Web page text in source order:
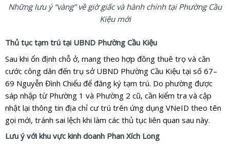
Những lưu ý “vàng” về giờ giấc và hành chính tại Phường Cầu
Kiệu mới
Thủ tục tạm trú tại UBND Phường Cầu Kiệu
Sau khi ổn định chỗ ở, mang theo hợp đồng thuê trọ và căn
cước công dân đến trụ sở UBND Phường Cầu Kiệu tại số 67–
69 Nguyễn Đình Chiểu để đăng ký tạm trú. Do phường được
sáp nhập từ Phường 1 và Phường 2 cũ, cần kiểm tra và cập
nhật lại thông tin địa chỉ cư trú trên ứng dụng VNeID theo tên
gọi mới, tránh sai lệch khi làm các thủ tục liên quan sau này.
Lưu ý với khu vực kinh doanh Phan Xích Long